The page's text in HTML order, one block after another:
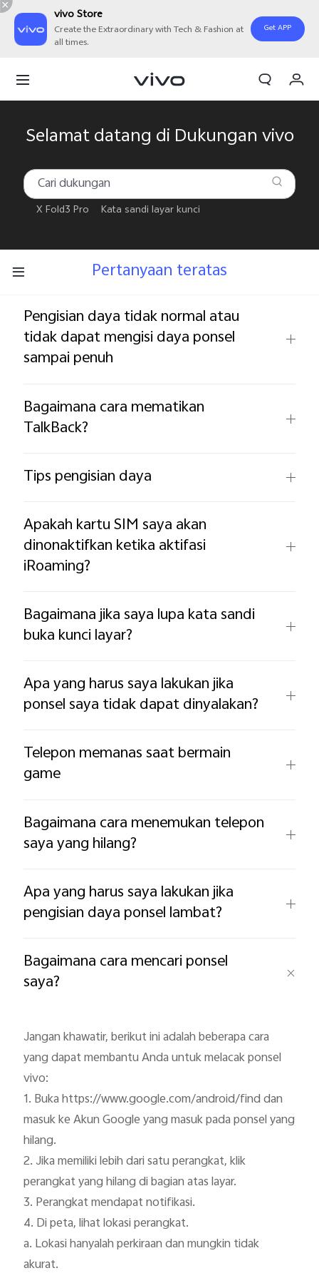
vivo Store
Create the Extraordinary with Tech & Fashion at
all times.
Get APP
Selamat datang di Dukungan vivo
X Fold3 Pro Kata sandi layar kunci
Pertanyaan teratas
Pengisian daya tidak normal atau
tidak dapat mengisi daya ponsel
sampai penuh
Bagaimana cara mematikan
TalkBack?
Tips pengisian daya
Apakah kartu SIM saya akan
dinonaktifkan ketika aktifasi
iRoaming?
Bagaimana jika saya lupa kata sandi
buka kunci layar?
Apa yang harus saya lakukan jika
ponsel saya tidak dapat dinyalakan?
Telepon memanas saat bermain
game
Bagaimana cara menemukan telepon
saya yang hilang?
Apa yang harus saya lakukan jika
pengisian daya ponsel lambat?
Bagaimana cara mencari ponsel
saya?
Jangan khawatir, berikut ini adalah beberapa cara
yang dapat membantu Anda untuk melacak ponsel
vivo:
1. Buka https://www.google.com/android/find dan
masuk ke Akun Google yang masuk pada ponsel yang
hilang.
2. Jika memiliki lebih dari satu perangkat, klik
perangkat yang hilang di bagian atas layar.
3. Perangkat mendapat notifikasi.
4. Di peta, lihat lokasi perangkat.
a. Lokasi hanyalah perkiraan dan mungkin tidak
akurat.